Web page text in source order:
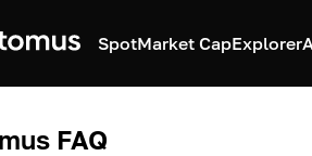
SpotMarket CapExplorer
FAQ